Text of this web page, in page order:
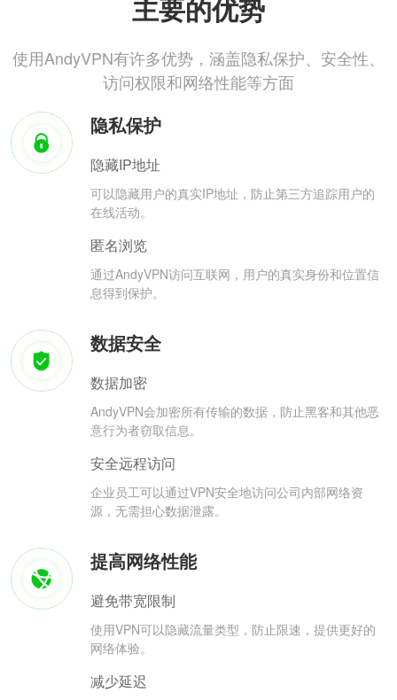
主要的优势
使用AndyVPN有许多优势，涵盖隐私保护、安全性、
访问权限和网络性能等方面
隐私保护
隐藏IP地址
可以隐藏用户的真实IP地址，防止第三方追踪用户的
在线活动。
匿名浏览
通过AndyVPN访问互联网，用户的真实身份和位置信
息得到保护。
数据安全
数据加密
AndyVPN会加密所有传输的数据，防止黑客和其他恶
意行为者窃取信息。
安全远程访问
企业员工可以通过VPN安全地访问公司内部网络资
源，无需担心数据泄露。
提高网络性能
避免带宽限制
使用VPN可以隐藏流量类型，防止限速，提供更好的
网络体验。
减少延迟